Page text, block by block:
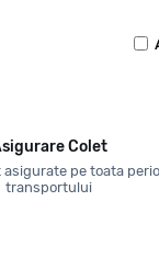
Colet
asigurate pe toata
transportului